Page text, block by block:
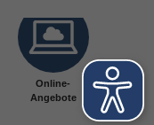
Online-
Angebote